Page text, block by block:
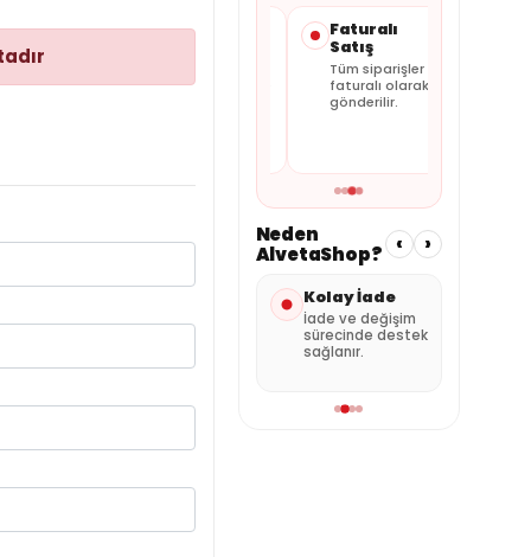
Seçenekleri
Kartınıza
Güvenli
güvenli ödeme
Faturalı
Satış
Tüm siparişler
faturalı olarak
gönderilir.
Neden
AlvetaShop?
‹ ›
Özenli
Paketleme
Ürünler güvenli
şekilde hazırlanır.